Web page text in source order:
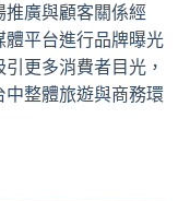
推廣與顧客關係經
平台進行品牌曝光
更多消費者目光，
整體旅遊與商務環